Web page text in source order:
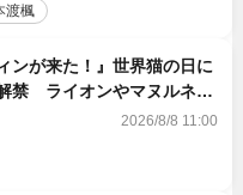
渡楓
ンが来た！』世界猫の日に
禁 ライオンやマヌルネコ
合
2026/8/8 11:00